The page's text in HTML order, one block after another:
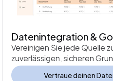
Datenintegration &
Vereinigen Sie jede Quelle
zuverlässigen, sicheren
Planung.
Vertraue deinen